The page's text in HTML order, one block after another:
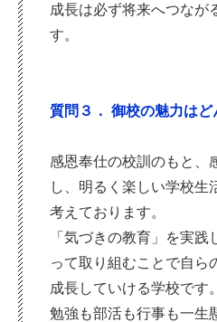
成長は必ず将来へつなが
す。
質問３． 御校の魅力はど
感恩奉仕の校訓のもと、
し、明るく楽しい学校生
考えております。
「気づきの教育」を実
って取り組むことで自ら
成長していける学校です。
勉強も部活も行事も一生